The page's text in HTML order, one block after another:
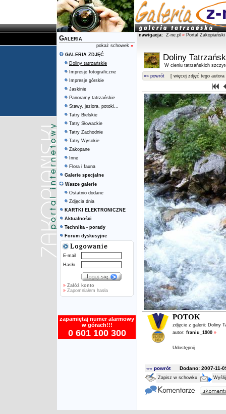
Galeria
pokaż schowek »
GALERIA ZDJĘĆ
Doliny tatrzańskie
Impresje fotograficzne
Impresje górskie
Jaskinie
Panoramy tatrzańskie
Stawy, jeziora, potoki...
Tatry Bielskie
Tatry Słowackie
Tatry Zachodnie
Tatry Wysokie
Zakopane
Inne
Flora i fauna
Galerie specjalne
Wasze galerie
Ostatnio dodane
Zdjęcia dnia
KARTKI ELEKTRONICZNE
Aktualności
Technika - porady
Forum dyskusyjne
E-mail
Hasło
» Załóż konto
» Zapomniałem hasła
zapamiętaj numer alarmowy
w górach!!!
0 601 100 300
nawigacja: Z-ne.pl » Portal Zakopiański
Doliny
W cieniu tatrzańskich
«« powrót [ więcej zdjęć tego autora
POTOK
zdjęcie z galerii: Doliny
autor: franiu_1900 »
Udostępnij
«« powrótDodano: 2007-11-
Zapisz w schowku